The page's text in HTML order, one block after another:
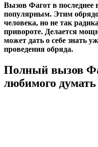
Вызов Фагот в последнее
популярным. Этим
человека, но не так
привороте. Делается
может дать о себе знать
проведения обряда.
Полный вызов
любимого думать